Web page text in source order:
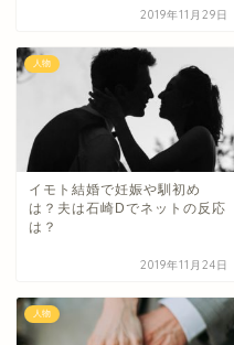
2019年11月29日
人物
イモト結婚で妊娠や馴初め
は？夫は石崎Dでネットの反応
は？
2019年11月24日
人物